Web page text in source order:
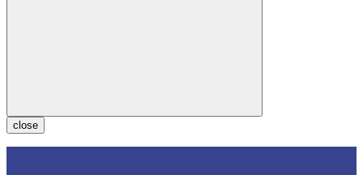
close